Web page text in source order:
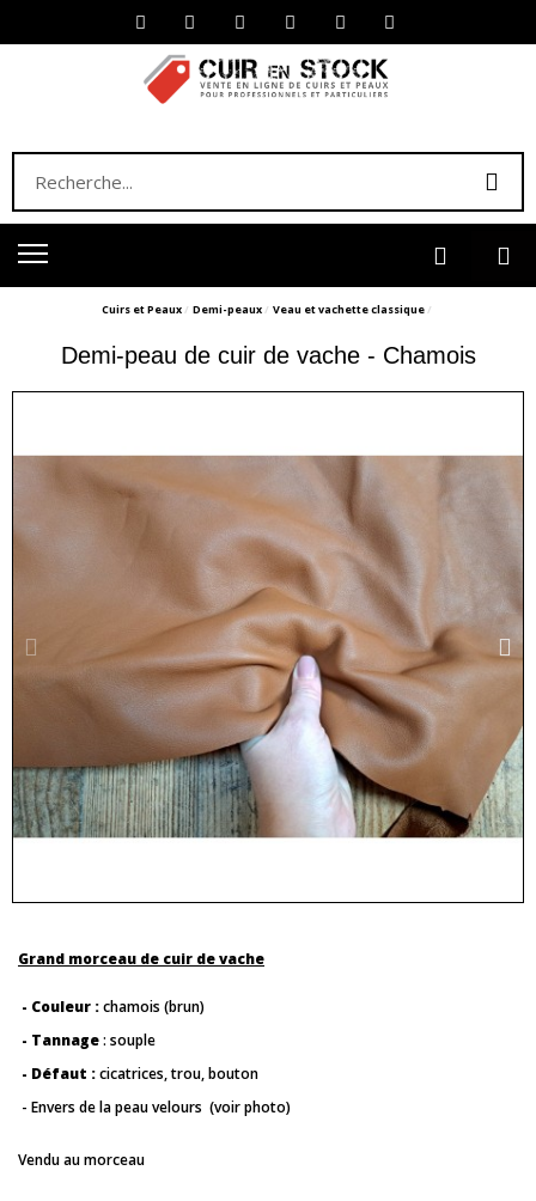
Cuirs et Peaux Demi-peaux Veau et vachette classique
Demi-peau de cuir de vache - Chamois
Grand morceau de cuir de vache
- Couleur :chamois (brun)
- Tannage: souple
- Défaut :cicatrices, trou, bouton
- Envers de la peau velours (voir photo)
Vendu au morceau